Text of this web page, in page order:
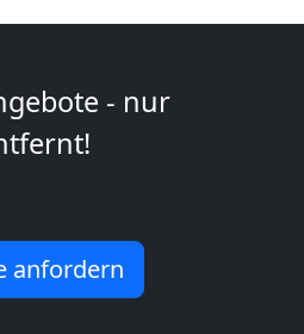
- nur
anfordern